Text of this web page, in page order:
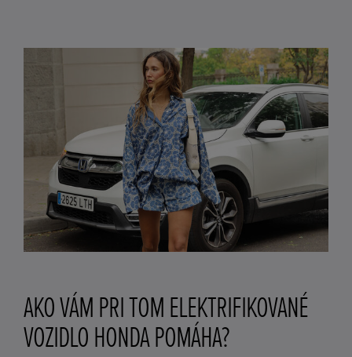
AKO VÁM PRI TOM ELEKTRIFIKOVANÉ
VOZIDLO HONDA POMÁHA?